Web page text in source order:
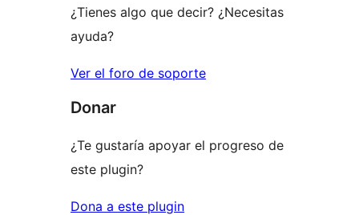
¿Tienes algo que decir? ¿Necesitas
ayuda?
Ver el foro de soporte
Donar
¿Te gustaría apoyar el progreso de
este plugin?
Dona a este plugin